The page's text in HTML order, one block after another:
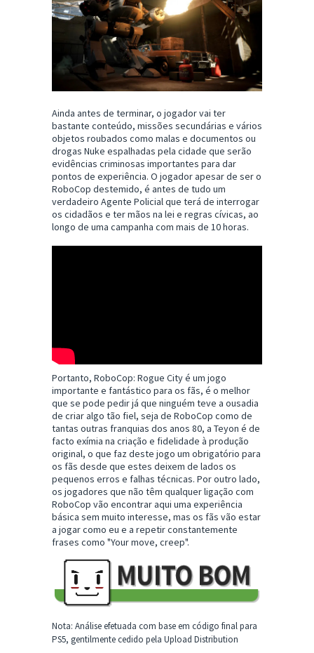
Ainda antes de terminar, o jogador vai ter
bastante conteúdo, missões secundárias e vários
objetos roubados como malas e documentos ou
drogas Nuke espalhadas pela cidade que serão
evidências criminosas importantes para dar
pontos de experiência. O jogador apesar de ser o
RoboCop destemido, é antes de tudo um
verdadeiro Agente Policial que terá de interrogar
os cidadãos e ter mãos na lei e regras cívicas, ao
longo de uma campanha com mais de 10 horas.
Portanto, RoboCop: Rogue City é um jogo
importante e fantástico para os fãs, é o melhor
que se pode pedir já que ninguém teve a ousadia
de criar algo tão fiel, seja de RoboCop como de
tantas outras franquias dos anos 80, a Teyon é de
facto exímia na criação e fidelidade à produção
original, o que faz deste jogo um obrigatório para
os fãs desde que estes deixem de lados os
pequenos erros e falhas técnicas. Por outro lado,
os jogadores que não têm qualquer ligação com
RoboCop vão encontrar aqui uma experiência
básica sem muito interesse, mas os fãs vão estar
a jogar como eu e a repetir constantemente
frases como "Your move, creep".
Nota: Análise efetuada com base em código final para
PS5, gentilmente cedido pela Upload Distribution